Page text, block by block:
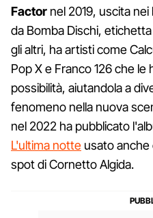
Factor nel 2019, uscita
da Bomba Dischi,
gli altri, ha artisti come
Pop X e Franco 126 che le
possibilità, aiutandola a
fenomeno nella nuova
nel 2022 ha pubblicato
L'ultima notte usato anche
spot di Cornetto Algida.